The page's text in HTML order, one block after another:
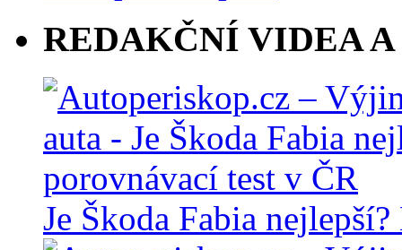
REDAKČNÍ VIDEA A
Je Škoda Fabia